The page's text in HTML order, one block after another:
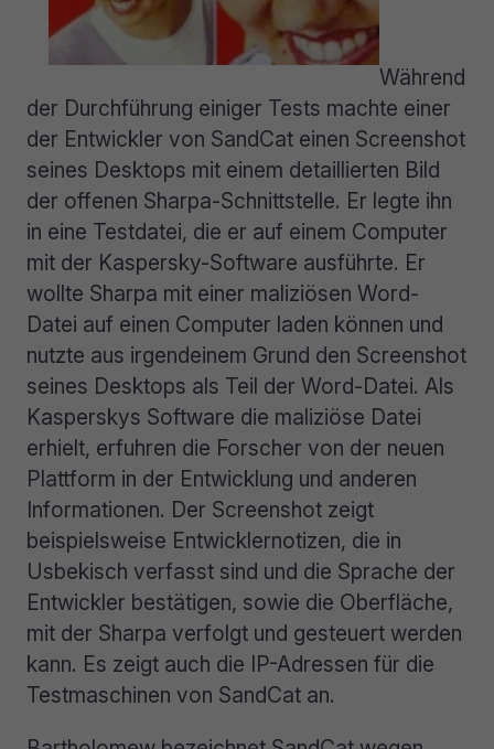
Während
der Durchführung einiger Tests machte einer
der Entwickler von SandCat einen Screenshot
seines Desktops mit einem detaillierten Bild
der offenen Sharpa-Schnittstelle. Er legte ihn
in eine Testdatei, die er auf einem Computer
mit der Kaspersky-Software ausführte. Er
wollte Sharpa mit einer maliziösen Word-
Datei auf einen Computer laden können und
nutzte aus irgendeinem Grund den Screenshot
seines Desktops als Teil der Word-Datei. Als
Kasperskys Software die maliziöse Datei
erhielt, erfuhren die Forscher von der neuen
Plattform in der Entwicklung und anderen
Informationen. Der Screenshot zeigt
beispielsweise Entwicklernotizen, die in
Usbekisch verfasst sind und die Sprache der
Entwickler bestätigen, sowie die Oberfläche,
mit der Sharpa verfolgt und gesteuert werden
kann. Es zeigt auch die IP-Adressen für die
Testmaschinen von SandCat an.